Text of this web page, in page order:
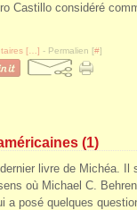
Castillo considéré
[ ] - Permalien [#]
(1)
livre de Michéa. Il
où Michael C.
a posé quelques